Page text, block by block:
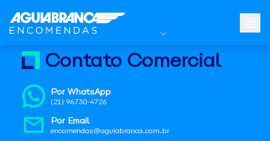
Contato Comercial
Por WhatsApp
(21) 96730-4726
Por Email
encomendas@aguiabranca.com.br